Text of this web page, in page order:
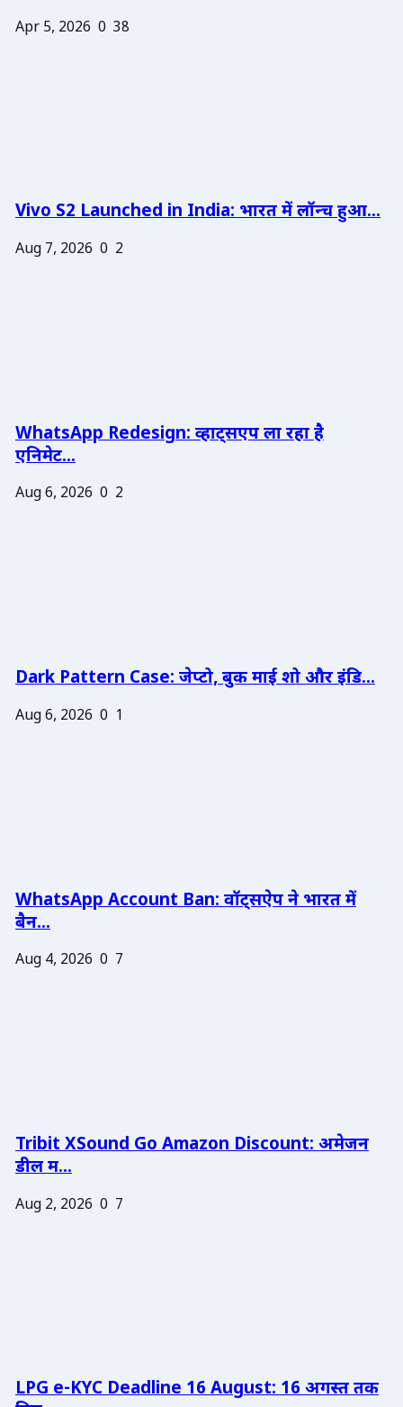
Apr 5, 2026 0 38
Vivo S2 Launched in India: भारत में लॉन्च हुआ...
Aug 7, 2026 0 2
WhatsApp Redesign: व्हाट्सएप ला रहा है
एनिमेट...
Aug 6, 2026 0 2
Dark Pattern Case: जेप्टो, बुक माई शो और इंडि...
Aug 6, 2026 0 1
WhatsApp Account Ban: वॉट्सऐप ने भारत में
बैन...
Aug 4, 2026 0 7
Tribit XSound Go Amazon Discount: अमेजन
डील म...
Aug 2, 2026 0 7
LPG e-KYC Deadline 16 August: 16 अगस्त तक